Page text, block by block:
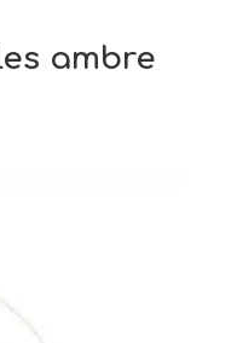
ambre